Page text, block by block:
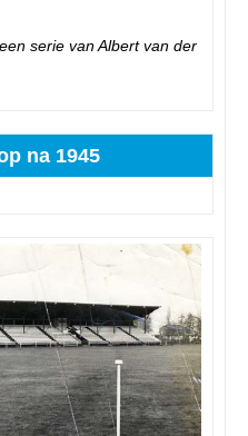
serie van Albert van der
na 1945